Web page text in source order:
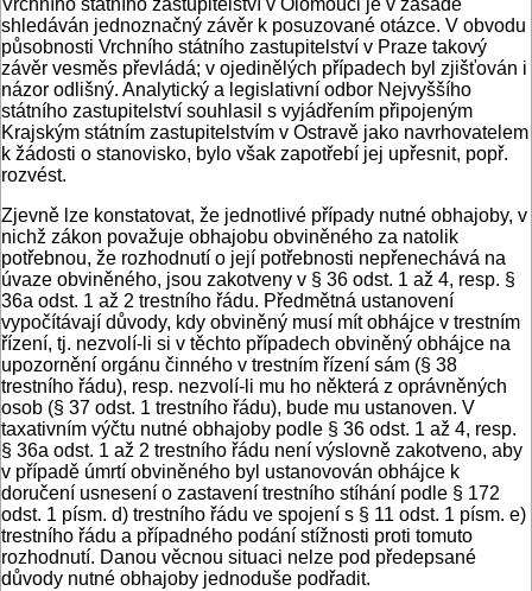
Vrchního státního zastupitelství v Olomouci je v zásadě
shledáván jednoznačný závěr k posuzované otázce. V obvodu
působnosti Vrchního státního zastupitelství v Praze takový
závěr vesměs převládá; v ojedinělých případech byl zjišťován i
názor odlišný. Analytický a legislativní odbor Nejvyššího
státního zastupitelství souhlasil s vyjádřením připojeným
Krajským státním zastupitelstvím v Ostravě jako navrhovatelem
k žádosti o stanovisko, bylo však zapotřebí jej upřesnit, popř.
rozvést.
Zjevně lze konstatovat, že jednotlivé případy nutné obhajoby, v
nichž zákon považuje obhajobu obviněného za natolik
potřebnou, že rozhodnutí o její potřebnosti nepřenechává na
úvaze obviněného, jsou zakotveny v § 36 odst. 1 až 4, resp. §
36a odst. 1 až 2 trestního řádu. Předmětná ustanovení
vypočítávají důvody, kdy obviněný musí mít obhájce v trestním
řízení, tj. nezvolí-li si v těchto případech obviněný obhájce na
upozornění orgánu činného v trestním řízení sám (§ 38
trestního řádu), resp. nezvolí-li mu ho některá z oprávněných
osob (§ 37 odst. 1 trestního řádu), bude mu ustanoven. V
taxativním výčtu nutné obhajoby podle § 36 odst. 1 až 4, resp.
§ 36a odst. 1 až 2 trestního řádu není výslovně zakotveno, aby
v případě úmrtí obviněného byl ustanovován obhájce k
doručení usnesení o zastavení trestního stíhání podle § 172
odst. 1 písm. d) trestního řádu ve spojení s § 11 odst. 1 písm. e)
trestního řádu a případného podání stížnosti proti tomuto
rozhodnutí. Danou věcnou situaci nelze pod předepsané
důvody nutné obhajoby jednoduše podřadit.